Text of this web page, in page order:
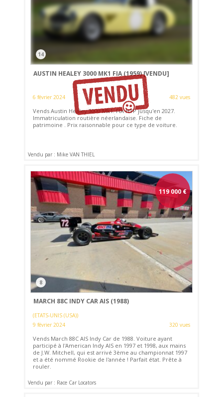
14
AUSTIN HEALEY 3000 MK1 FIA (1959)[VENDU]
6 février 2024 482 vues
Vends Austin Healey 3000 Mk1. FIA HTP jusqu'en 2027.
Immatriculation routière néerlandaise. Fiche de
patrimoine . Prix raisonnable pour ce type de voiture.
Vendu par : Mike VAN THIEL
119 000€
8
MARCH 88C INDY CAR AIS (1988)
(ETATS-UNIS (USA))
9 février 2024
320 vues
Vends March 88C AIS Indy Car de 1988. Voiture ayant
participé à l'American Indy AIS en 1997 et 1998, aux mains
de J.W. Mitchell, qui est arrivé 3ème au championnat 1997
et a été nommé Rookie de l'année ! Parfait état. Prête à
rouler.
Vendu par : Race Car Locators